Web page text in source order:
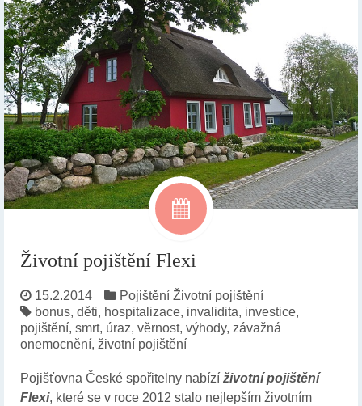
Životní pojištění Flexi
15.2.2014 Pojištění Životní pojištění
bonus, děti, hospitalizace, invalidita, investice,
pojištění, smrt, úraz, věrnost, výhody, závažná
onemocnění, životní pojištění
Pojišťovna České spořitelny nabízí životní pojištění
Flexi, které se v roce 2012 stalo nejlepším životním